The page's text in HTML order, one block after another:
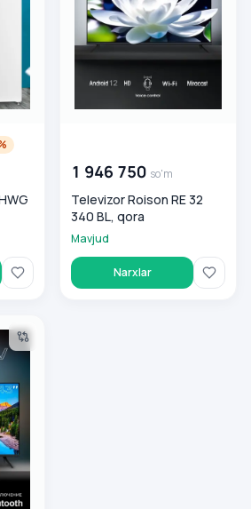
1 946 750 so'm
Televizor Roison RE 32
340 BL, qora
Mavjud
Narxlar
340 BL, qora